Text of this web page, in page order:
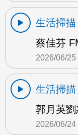
生活掃描
蔡佳芬
2026/06/25
生活掃描
郭月英
2026/06/24